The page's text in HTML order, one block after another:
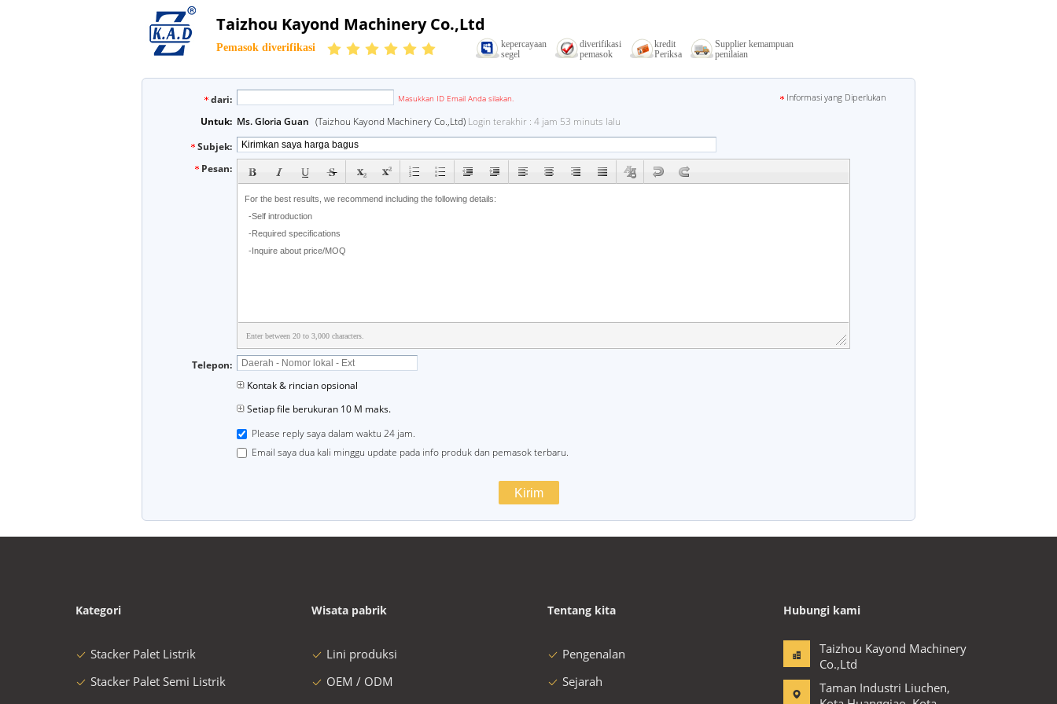
Taizhou Kayond Machinery Co.,Ltd
Pemasok diverifikasi
kepercayaan
segel
diverifikasi
pemasok
kredit
Periksa
Supplier kemampuan
penilaian
dari: email
Masukkan ID Email Anda silakan. Informasi yang Diperlukan
Untuk: Ms. Gloria Guan (Taizhou Kayond Machinery Co.,Ltd) Login terakhir : 4 jam 53 minuts lalu
Subjek:
subject
Pesan:
Enter between 20 to 3,000 characters.
Telepon:
Kontak & rincian opsional
Setiap file berukuran 10 M maks.
Please reply saya dalam waktu 24 jam.
Email saya dua kali minggu update pada info produk dan pemasok terbaru.
Kategori
Stacker Palet Listrik
Stacker Palet Semi Listrik
Wisata pabrik
Lini produksi
OEM / ODM
Tentang kita
Pengenalan
Sejarah
Hubungi kami
Taizhou Kayond Machinery
Co.,Ltd
Taman Industri Liuchen,